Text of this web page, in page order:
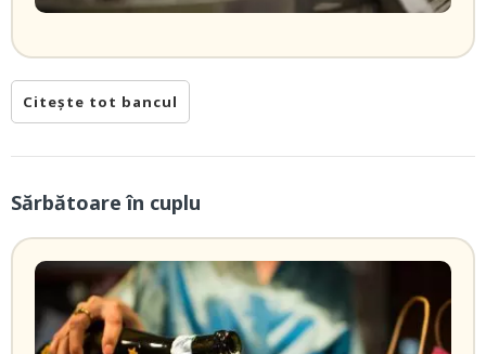
Citește tot bancul
Sărbătoare în cuplu